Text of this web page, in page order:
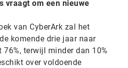
vraagt om een nieuwe
van CyberArk zal het
komende drie jaar naar
terwijl minder dan 10%
over voldoende